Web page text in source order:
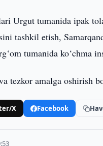
Urgut tumanida ipak
tashkil etish,
tumanida ko‘chma
tezkor amalga oshirish
X Facebook